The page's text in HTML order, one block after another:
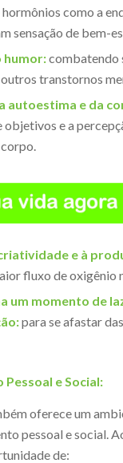
como a
sensação de bem-
humor:combatendo
transtornos
autoestima e da
objetivos e a
e à
fluxo de oxigênio
um momento de
para se afastar
Pessoal e Social:
oferece um
pessoal e social.
de: